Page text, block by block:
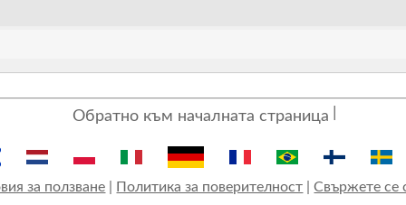
Обратно към началната страница
за ползване Политика за поверителност |Свържете се